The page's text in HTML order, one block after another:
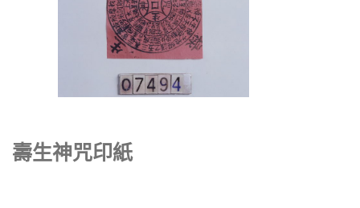
壽生神咒印紙